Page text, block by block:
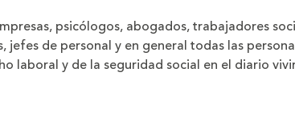
psicólogos, abogados, trabajadores
jefes de personal y en general todas las
laboral y de la seguridad social en el diario